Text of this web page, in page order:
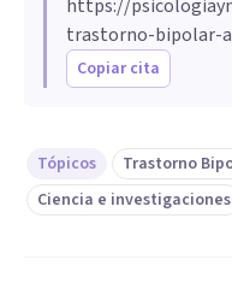
https://
trastorno-bipolar-
Copiar cita
Tópicos Trastorno
Ciencia e investigaciones